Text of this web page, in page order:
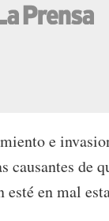
e
causantes de
en mal